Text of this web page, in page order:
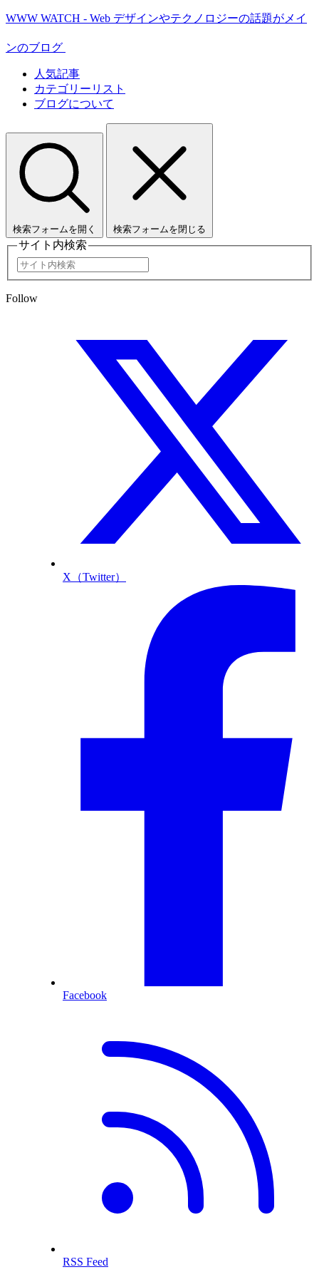
WWW WATCH - Web デザインやテクノロジーの話題がメイ
ンのブログ
人気記事
カテゴリーリスト
ブログについて
検索フォームを開く 検索フォームを閉じる
サイト内検索
Follow
X（Twitter）
Facebook
RSS Feed